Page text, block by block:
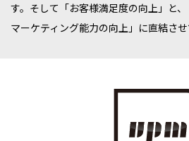
す。そして「お客様満足度の向上」と
マーケティング能力の向上」に直結させ